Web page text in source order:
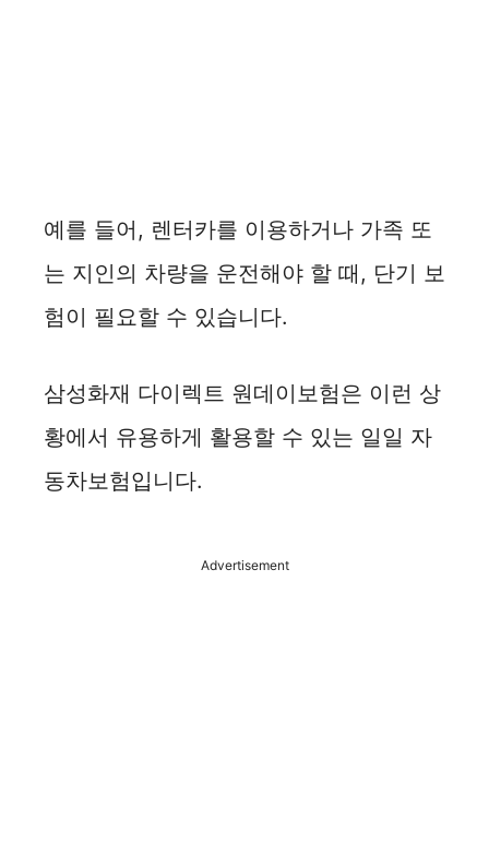
예를 들어, 렌터카를 이용하거나 가족 또
는 지인의 차량을 운전해야 할 때, 단기 보
험이 필요할 수 있습니다.
삼성화재 다이렉트 원데이보험은 이런 상
황에서 유용하게 활용할 수 있는 일일 자
동차보험입니다.
Advertisement